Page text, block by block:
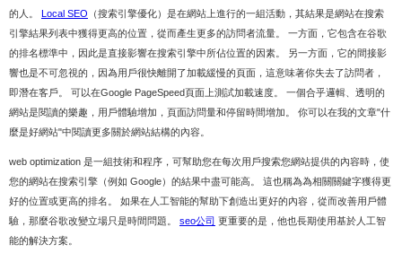
的人。
Local SEO （搜索引擎優化）是在網站上進行的一組活動，其結果是網站在搜索
引擎結果列表中獲得更高的位置，從而產生更多的訪問者流量。 一方面，它包含在谷歌
的排名標準中，因此是直接影響在搜索引擎中所佔位置的因素。 另一方面，它的間接影
響也是不可忽視的，因為用戶很快離開了加載緩慢的頁面，這意味著你失去了訪問者，
即潛在客戶。 可以在Google PageSpeed頁面上測試加載速度。 一個合乎邏輯、透明的
網站是閱讀的樂趣，用戶體驗增加，頁面訪問量和停留時間增加。 你可以在我的文章"什
麼是好網站"中閱讀更多關於網站結構的內容。
web optimization 是一組技術和程序，可幫助您在每次用戶搜索您網站提供的內容時，使
您的網站在搜索引擎（例如 Google）的結果中盡可能高。 這也稱為為相關關鍵字獲得更
好的位置或更高的排名。 如果在人工智能的幫助下創造出更好的內容，從而改善用戶體
驗，那麼谷歌改變立場只是時間問題。 seo公司 更重要的是，他也長期使用基於人工智
能的解決方案。